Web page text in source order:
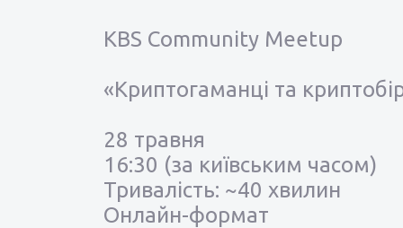
KBS Community Meetup
«Криптогаманці та
28 травня
16:30 (за київським часом)
Тривалість: ~40 хвилин
Онлайн-формат